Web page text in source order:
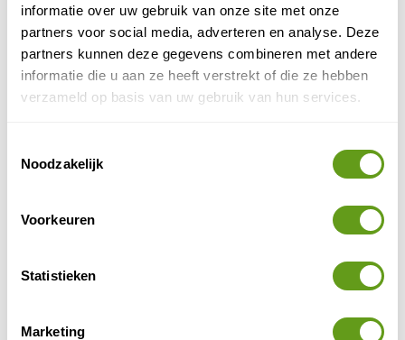
informatie over uw gebruik van onze site met onze
partners voor social media, adverteren en analyse. Deze
partners kunnen deze gegevens combineren met andere
informatie die u aan ze heeft verstrekt of die ze hebben
verzameld op basis van uw gebruik van hun services.
Noodzakelijk
Voorkeuren
Statistieken
Marketing
8 personen geven ANWB Camping een
2.0
Welke score geef je ANWB Camping?